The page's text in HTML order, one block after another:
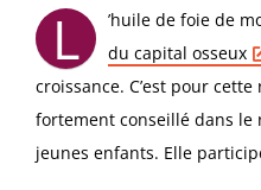
L ’huile de foie de
du capital osseux
croissance. C’est pour cette
fortement conseillé dans le
jeunes enfants. Elle